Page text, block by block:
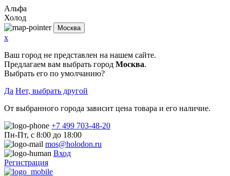
Альфа
Холод
Москва
x
Ваш город не представлен на нашем сайте.
Предлагаем вам выбрать город Москва.
Выбрать его по умолчанию?
Да Нет, выбрать другой
От выбранного города зависит цена товара и его наличие.
+7 499 703-48-20
Пн-Пт, с 8:00 до 18:00
mos@holodon.ru
Вход
Регистрация